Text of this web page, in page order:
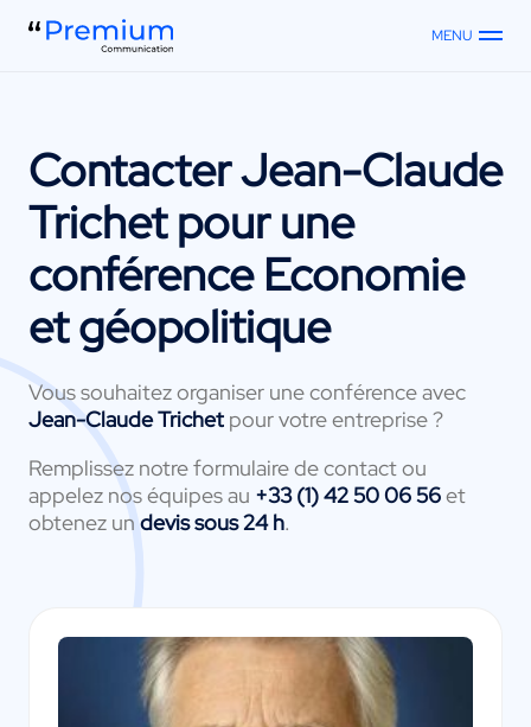
MENU
ContacterJean-Claude
Trichetpour une
conférence Economie
et géopolitique
Vous souhaitez organiser une conférence avec
Jean-Claude Trichet pour votre entreprise ?
Remplissez notre formulaire de contact ou
appelez nos équipes au +33 (1) 42 50 06 56et
obtenez undevis sous 24 h.